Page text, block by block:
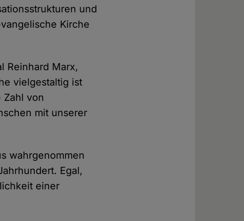
und
Kirche
Reinhard Marx,
vielgestaltig ist
Zahl von
mit unserer
wahrgenommen
Egal,
einer